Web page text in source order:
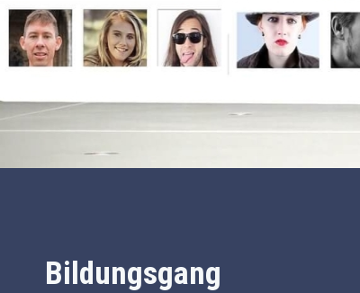
Bildungsgang